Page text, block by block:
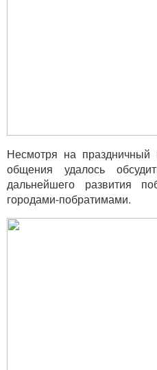
Несмотря на
общения удалось
дальнейшего развития
городами-побратимами.